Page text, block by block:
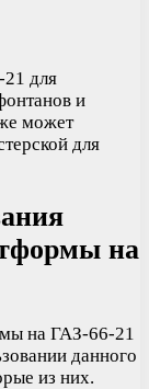
для
и
может
для
на
на ГАЗ-66-21
данного
из них.